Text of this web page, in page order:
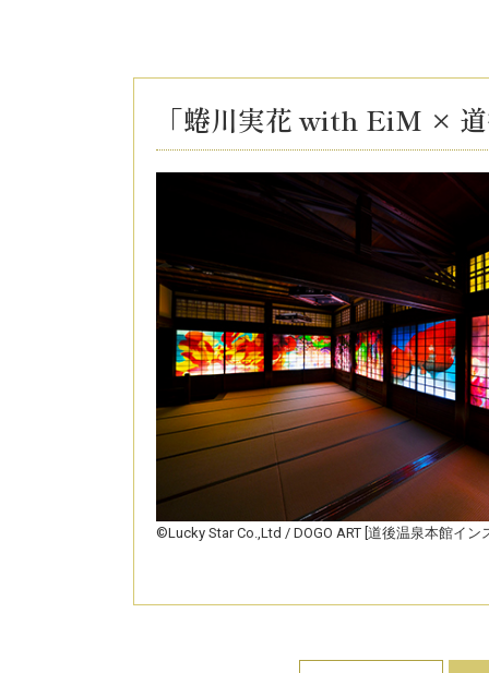
「蜷川実花 with EiM ×
©Lucky Star Co.,Ltd / DOGO ART [道後温泉本館イン